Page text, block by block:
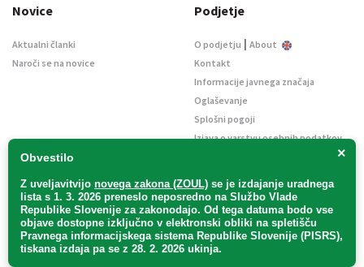
×
Obvestilo
Z uveljavitvijo novega zakona (ZOUL) se je izdajanje uradnega
lista s 1. 3. 2026 preneslo neposredno na Službo Vlade
Republike Slovenije za zakonodajo. Od tega datuma bodo vse
objave dostopne izključno v elektronski obliki na spletišču
Pravnega informacijskega sistema Republike Slovenije (PISRS),
tiskana izdaja pa se z 28. 2. 2026 ukinja.
Novice
Aktualni članki
Naroči se na novice
Podjetje
O podjetju | About
Kontakt
Informacije javnega značaja
Oglaševanje
Splošni pogoji
Izjava o varstvu osebnih podatkov
Uradni list d. o. o. – v likvidaciji / Vse pravice pridržane.